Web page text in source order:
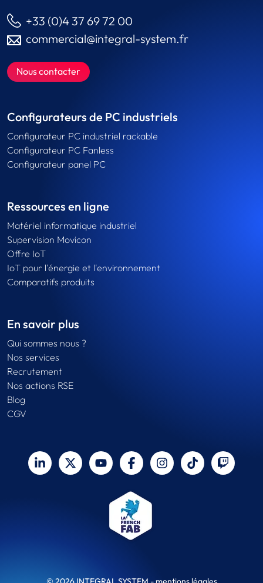
+33 (0)4 37 69 72 00
commercial@integral-system.fr
Nous contacter
Configurateurs de PC industriels
Configurateur PC industriel rackable
Configurateur PC Fanless
Configurateur panel PC
Ressources en ligne
Matériel informatique industriel
Supervision Movicon
Offre IoT
IoT pour l'énergie et l'environnement
Comparatifs produits
En savoir plus
Qui sommes nous ?
Nos services
Recrutement
Nos actions RSE
Blog
CGV